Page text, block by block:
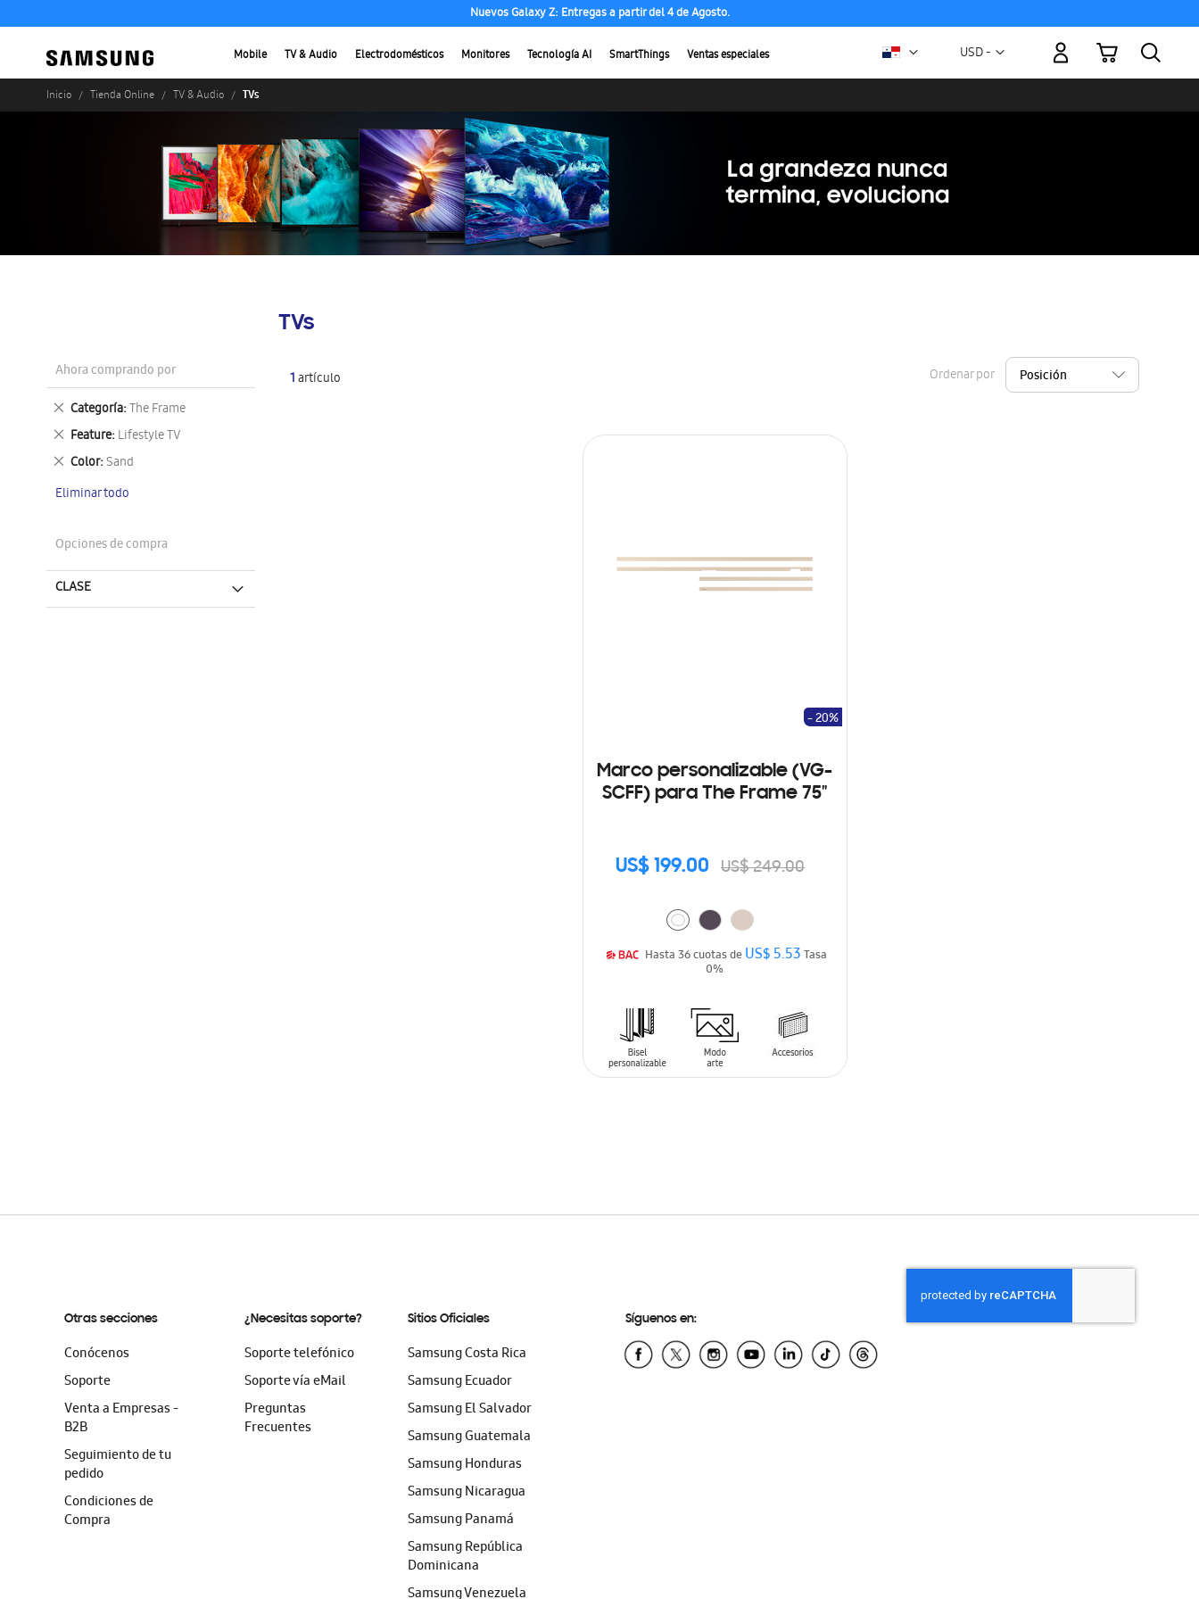
Nuevos Galaxy Z: Entregas a partir del 4 de Agosto.
Mobile TV & Audio Electrodomésticos Monitores Tecnología AI SmartThings Ventas especiales Moneda
USD -
Mi carrito
Inicio Tienda Online TV & Audio TVs
TVs
1artículo Ordenar por
Marco personalizable (VG-
SCFF) para The Frame 75"
US$ 199.00 US$ 249.00
- 20%
Hasta 36 cuotas deUS$ 5.53Tasa
0%
Ahora comprando por
Categoría The Frame
Eliminar
este
artículo
Feature Lifestyle TV
Eliminar
este
artículo
Color Sand
Eliminar
artículo
Eliminar todo
Opciones de compra
CLASE
Otras secciones
Conócenos
Soporte
Venta a Empresas -
B2B
Seguimiento de tu
pedido
Condiciones de
Compra
¿Necesitas soporte?
Soporte telefónico
Soporte vía eMail
Preguntas
Frecuentes
Sitios Oficiales
Samsung Costa Rica
Samsung Ecuador
Samsung El Salvador
Samsung Guatemala
Samsung Honduras
Samsung Nicaragua
Samsung Panamá
Samsung República
Dominicana
Samsung Venezuela
Síguenos en: